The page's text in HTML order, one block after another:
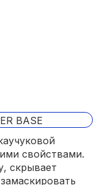
свойствами.
скрывает